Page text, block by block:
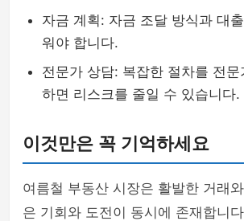
자금 계획: 자금 조달 방식과 대
워야 합니다.
전문가 상담: 복잡한 절차를 전문
하면 리스크를 줄일 수 있습니다.
이것만은 꼭 기억하세요
여름철 부동산 시장은 활발한 거래
은 기회와 도전이 동시에 존재합니